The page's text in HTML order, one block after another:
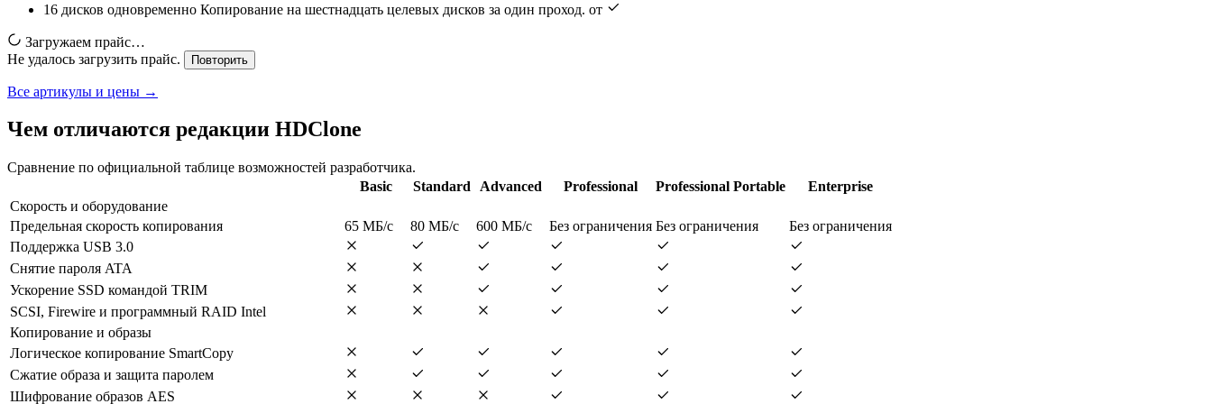
16 дисков одновременно Копирование на шестнадцать целевых дисков за один проход. от
Загружаем прайс…
Не удалось загрузить прайс.
Повторить
Все артикулы и цены →
Чем отличаются редакции HDClone
Сравнение по официальной таблице возможностей разработчика.
Basic
Standard Advanced Professional Professional Portable
Enterprise
Скорость и оборудование
Предельная скорость копирования
65 МБ/с 80 МБ/с 600 МБ/с Без ограничения Без ограничения
Без ограничения
Поддержка USB 3.0
Снятие пароля ATA
Ускорение SSD командой TRIM
SCSI, Firewire и программный RAID Intel
Копирование и образы
Логическое копирование SmartCopy
Сжатие образа и защита паролем
Шифрование образов AES